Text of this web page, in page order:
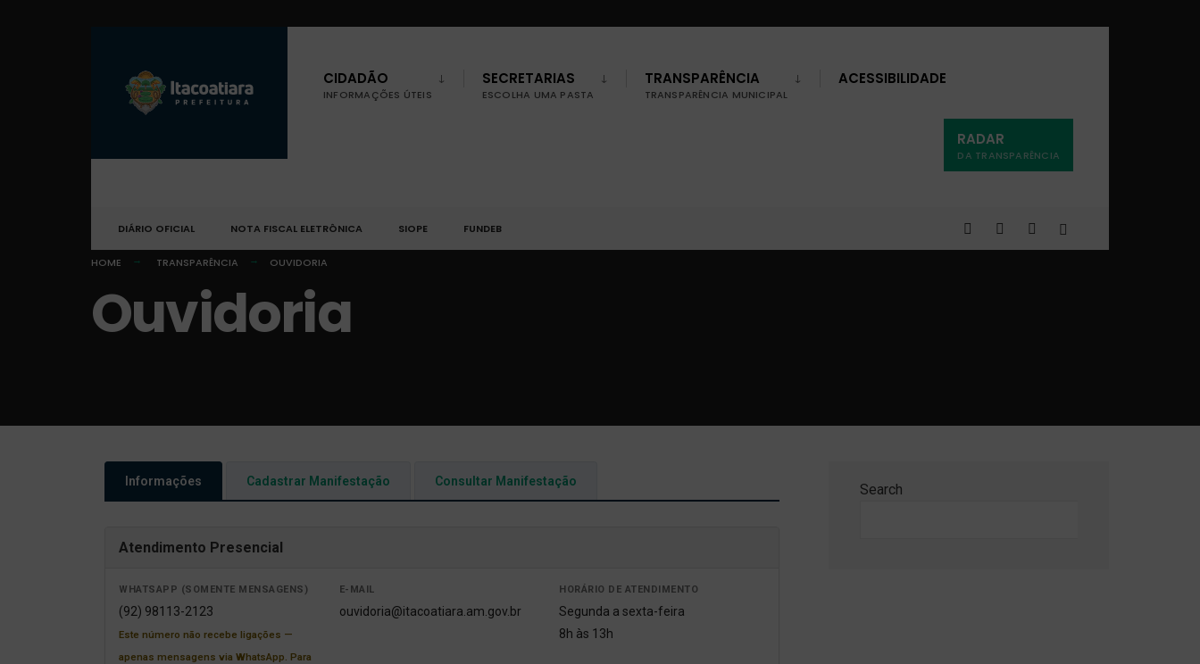
CIDADÃO
INFORMAÇÕES ÚTEIS
SECRETARIAS
ESCOLHA UMA PASTA
TRANSPARÊNCIA
TRANSPARÊNCIA MUNICIPAL
ACESSIBILIDADE
RADAR
DA TRANSPARÊNCIA
DIÁRIO OFICIAL NOTA FISCAL ELETRÔNICA SIOPE FUNDEB
HOME TRANSPARÊNCIA OUVIDORIA
Ouvidoria
Informações Cadastrar Manifestação Consultar Manifestação
Atendimento Presencial
WHATSAPP (SOMENTE MENSAGENS)
(92) 98113-2123
Este número não recebe ligações —
apenas mensagens via WhatsApp. Para
E-MAIL
ouvidoria@itacoatiara.am.gov.br
HORÁRIO DE ATENDIMENTO
Segunda a sexta-feira
8h às 13h
Search